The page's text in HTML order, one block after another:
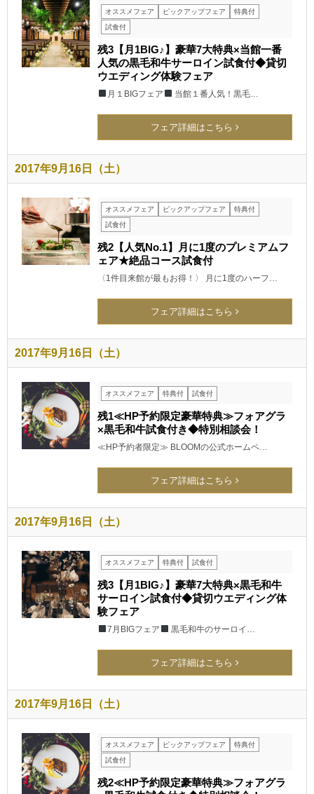
オススメフェア ピックアップフェア
特典付
試食付
残3【月1BIG♪】豪華7大特典×当館一番
人気の黒毛和牛サーロイン試食付◆貸切
ウエディング体験フェア
月１BIGフェア 当館１番人気！黒毛…
フェア詳細はこちら
2017年9月16日（土）
オススメフェア ピックアップフェア
特典付
試食付
残2【人気No.1】月に1度のプレミアムフ
ェア★絶品コース試食付
〈1件目来館が最もお得！〉 月に1度のハーフ…
フェア詳細はこちら
2017年9月16日（土）
オススメフェア 特典付 試食付
残1≪HP予約限定豪華特典≫フォアグラ
×黒毛和牛試食付き◆特別相談会！
≪HP予約者限定≫ BLOOMの公式ホームペ…
フェア詳細はこちら
2017年9月16日（土）
オススメフェア 特典付 試食付
残3【月1BIG♪】豪華7大特典×黒毛和牛
サーロイン試食付◆貸切ウエディング体
験フェア
7月BIGフェア 黒毛和牛のサーロイ…
フェア詳細はこちら
2017年9月16日（土）
オススメフェア ピックアップフェア
特典付
試食付
残2≪HP予約限定豪華特典≫フォアグラ